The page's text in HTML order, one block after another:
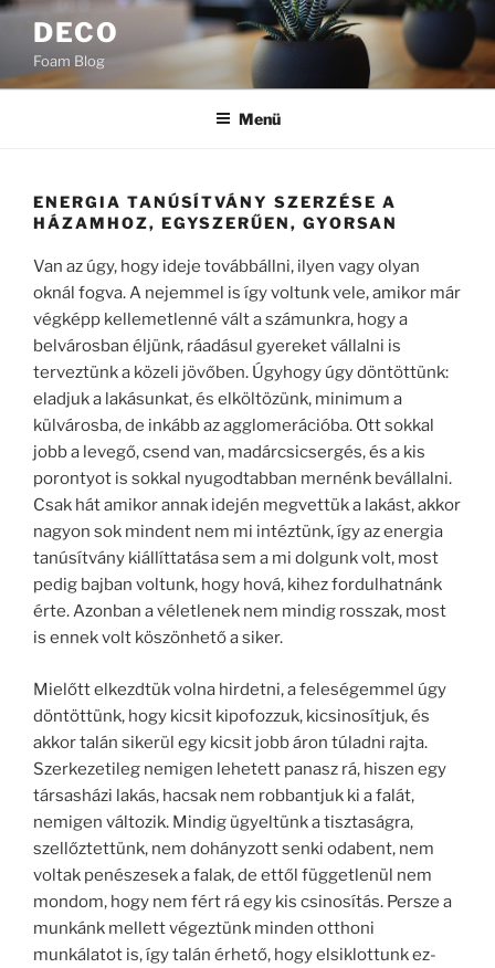
Tartalomhoz
DECO
Foam Blog
Menü
ENERGIA TANÚSÍTVÁNY SZERZÉSE A
HÁZAMHOZ, EGYSZERŰEN, GYORSAN
Van az úgy, hogy ideje továbbállni, ilyen vagy olyan
oknál fogva. A nejemmel is így voltunk vele, amikor már
végképp kellemetlenné vált a számunkra, hogy a
belvárosban éljünk, ráadásul gyereket vállalni is
terveztünk a közeli jövőben. Úgyhogy úgy döntöttünk:
eladjuk a lakásunkat, és elköltözünk, minimum a
külvárosba, de inkább az agglomerációba. Ott sokkal
jobb a levegő, csend van, madárcsicsergés, és a kis
porontyot is sokkal nyugodtabban mernénk bevállalni.
Csak hát amikor annak idején megvettük a lakást, akkor
nagyon sok mindent nem mi intéztünk, így az energia
tanúsítvány kiállíttatása sem a mi dolgunk volt, most
pedig bajban voltunk, hogy hová, kihez fordulhatnánk
érte. Azonban a véletlenek nem mindig rosszak, most
is ennek volt köszönhető a siker.
Mielőtt elkezdtük volna hirdetni, a feleségemmel úgy
döntöttünk, hogy kicsit kipofozzuk, kicsinosítjuk, és
akkor talán sikerül egy kicsit jobb áron túladni rajta.
Szerkezetileg nemigen lehetett panasz rá, hiszen egy
társasházi lakás, hacsak nem robbantjuk ki a falát,
nemigen változik. Mindig ügyeltünk a tisztaságra,
szellőztettünk, nem dohányzott senki odabent, nem
voltak penészesek a falak, de ettől függetlenül nem
mondom, hogy nem fért rá egy kis csinosítás. Persze a
munkánk mellett végeztünk minden otthoni
munkálatot is, így talán érhető, hogy elsiklottunk ez-